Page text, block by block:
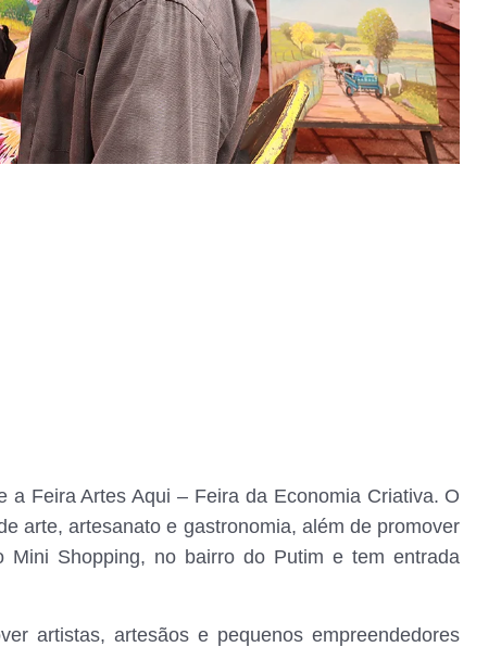
Feira Artes Aqui – Feira da Economia Criativa. O
arte, artesanato e gastronomia, além de promover
Mini Shopping, no bairro do Putim e tem entrada
artistas, artesãos e pequenos empreendedores